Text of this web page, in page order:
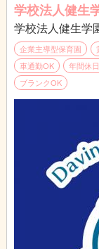
学校法人健生
学校法人健生学
企業主導型保育園
車通勤OK
年間休
ブランクOK